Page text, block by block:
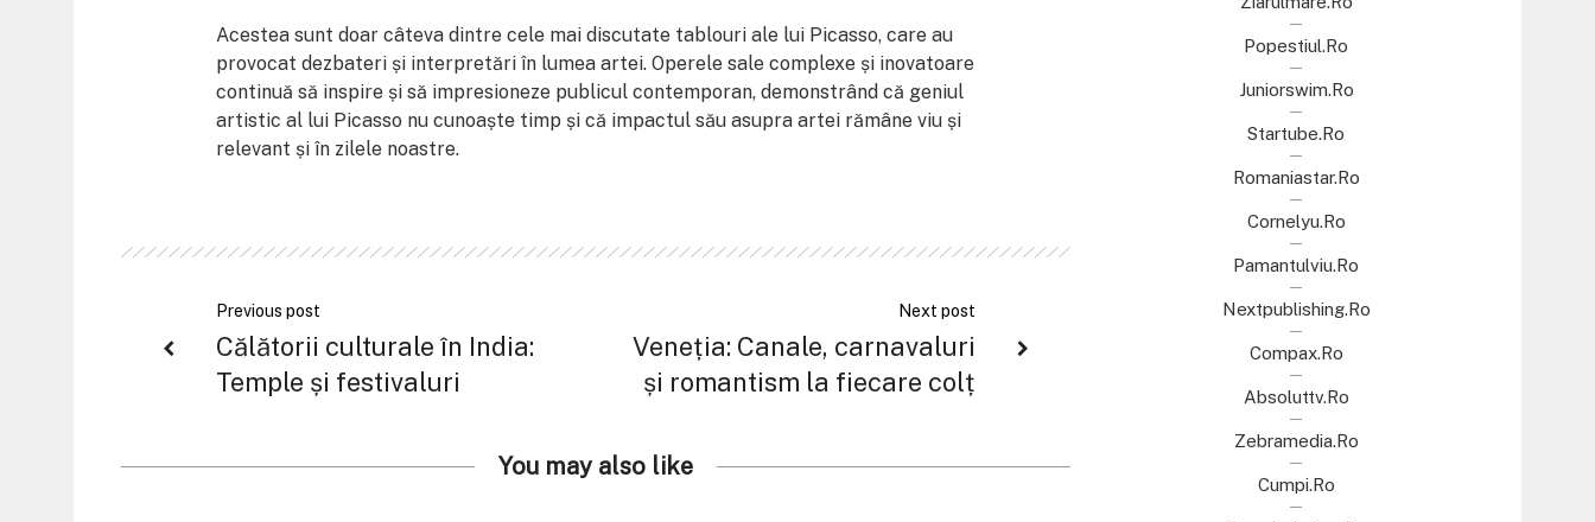
Acestea sunt doar câteva dintre cele mai discutate tablouri ale lui Picasso, care au
provocat dezbateri și interpretări în lumea artei. Operele sale complexe și inovatoare
continuă să inspire și să impresioneze publicul contemporan, demonstrând că geniul
artistic al lui Picasso nu cunoaște timp și că impactul său asupra artei rămâne viu și
relevant și în zilele noastre.
Previous post
Călătorii culturale în India:
Temple și festivaluri
Next post
Veneția: Canale, carnavaluri
și romantism la fiecare colț
You may also like
Popestiul.ro
Juniorswim.ro
Startube.ro
Romaniastar.ro
Cornelyu.ro
Pamantulviu.ro
Nextpublishing.ro
Compax.ro
Absoluttv.ro
Zebramedia.ro
Cumpi.ro